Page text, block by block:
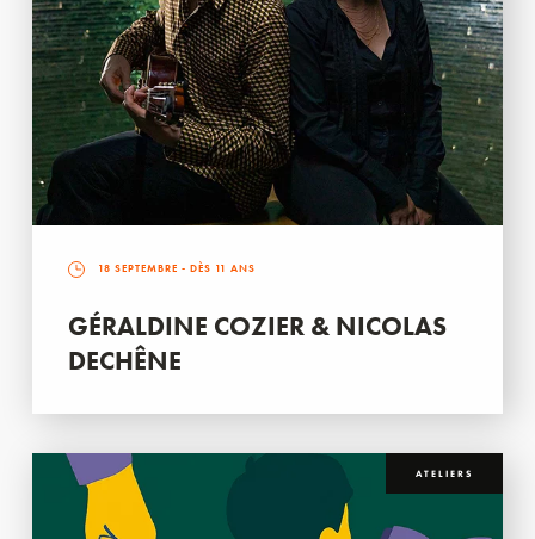
18 SEPTEMBRE - DÈS 11 ANS
GÉRALDINE COZIER & NICOLAS
DECHÊNE
ATELIERS